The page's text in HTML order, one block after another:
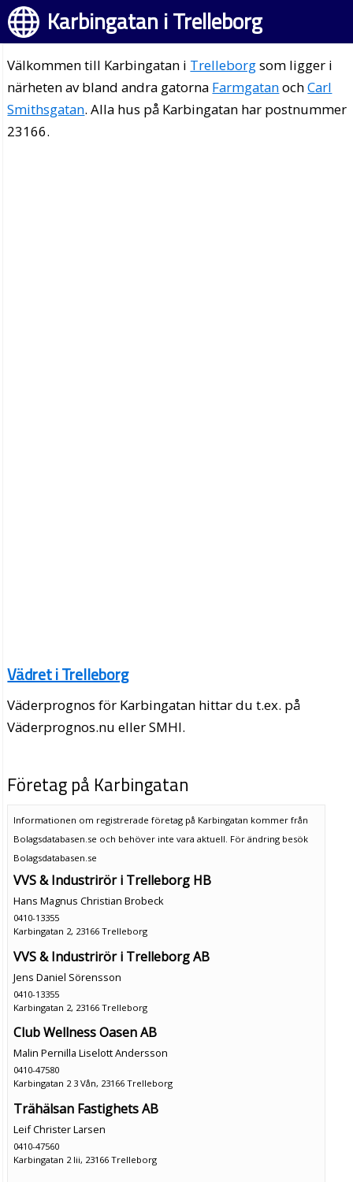
Karbingatan i Trelleborg
Välkommen till Karbingatan i Trelleborgsom ligger i
närheten av bland andra gatorna FarmgatanochCarl
Smithsgatan. Alla hus på Karbingatan har postnummer
23166.
Vädret i Trelleborg
Väderprognos för Karbingatan hittar du t.ex. på
Väderprognos.nu eller SMHI.
Företag på Karbingatan
Informationen om registrerade företag på Karbingatan kommer från
Bolagsdatabasen.se och behöver inte vara aktuell. För ändring besök
Bolagsdatabasen.se
VVS & Industrirör i Trelleborg HB
Hans Magnus Christian Brobeck
0410-13355
Karbingatan 2, 23166 Trelleborg
VVS & Industrirör i Trelleborg AB
Jens Daniel Sörensson
0410-13355
Karbingatan 2, 23166 Trelleborg
Club Wellness Oasen AB
Malin Pernilla Liselott Andersson
0410-47580
Karbingatan 2 3 Vån, 23166 Trelleborg
Trähälsan Fastighets AB
Leif Christer Larsen
0410-47560
Karbingatan 2 Iii, 23166 Trelleborg